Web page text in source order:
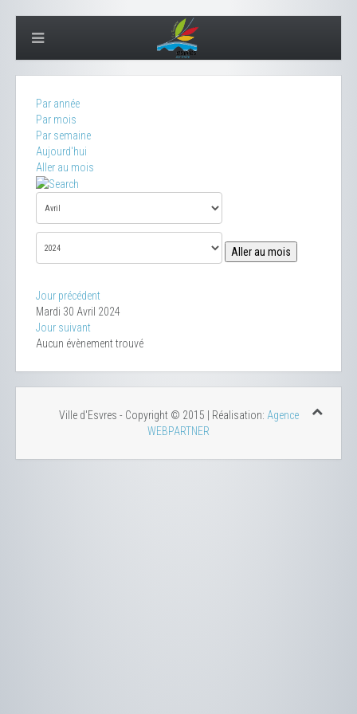
Par année
Par mois
Par semaine
Aujourd'hui
Aller au mois
Aller au mois
Jour précédent
Mardi 30 Avril 2024
Jour suivant
Aucun évènement trouvé
Ville d'Esvres - Copyright © 2015 | Réalisation: Agence
WEBPARTNER